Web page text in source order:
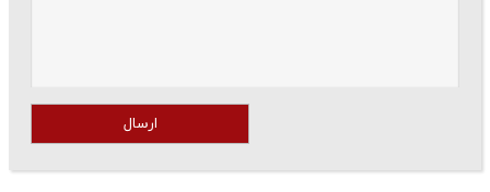
ارسال